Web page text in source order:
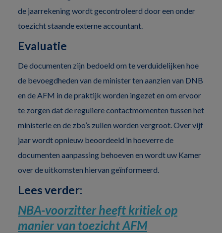
de jaarrekening wordt gecontroleerd door een onder
toezicht staande externe accountant.
Evaluatie
De documenten zijn bedoeld om te verduidelijken hoe
de bevoegdheden van de minister ten aanzien van DNB
en de AFM in de praktijk worden ingezet en om ervoor
te zorgen dat de reguliere contactmomenten tussen het
ministerie en de zbo’s zullen worden vergroot. Over vijf
jaar wordt opnieuw beoordeeld in hoeverre de
documenten aanpassing behoeven en wordt uw Kamer
over de uitkomsten hiervan geïnformeerd.
Lees verder:
NBA-voorzitter heeft kritiek op
manier van toezicht AFM